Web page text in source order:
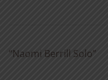
“Naomi Berrill Solo”